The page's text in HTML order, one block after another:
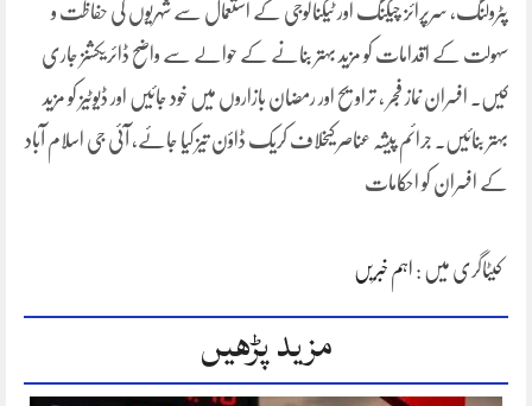
پٹرولنگ، سرپرائز چیکنگ اور ٹیکنالوجی کے استعمال سے شہریوں کی حفاظت و
سہولت کے اقدامات کو مزید بہتر بنانے کے حوالے سے واضح ڈائریکشنز جاری
کیں۔ افسران نماز فجر ، تراویح اور رمضان بازاروں میں خود جائیں اور ڈیوٹیز کو مزید
بہتر بنائیں۔ جرائم پیشہ عناصر کیخلاف کریک ڈاؤن تیز کیا جائے، آئی جی اسلام آباد
کے افسران کو احکامات
کیٹاگری میں : اہم خبریں
مزید پڑھیں